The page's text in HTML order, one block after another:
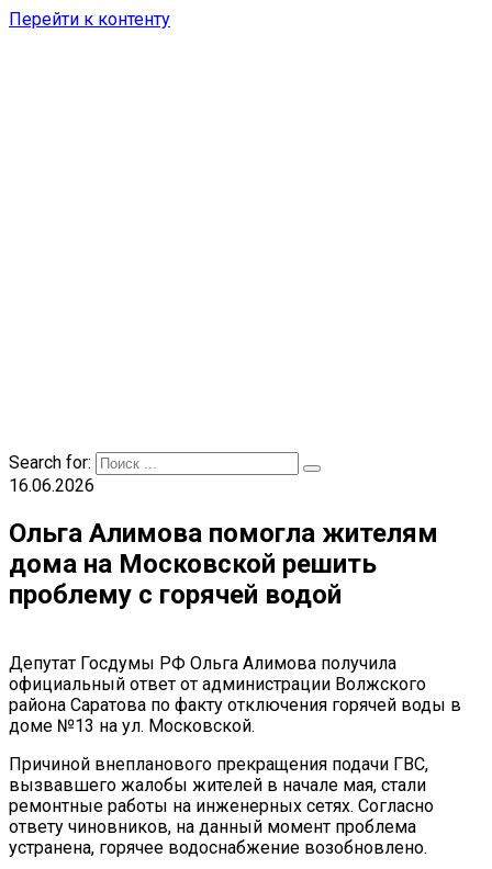
Перейти к контенту
Search for:
16.06.2026
Ольга Алимова помогла жителям
дома на Московской решить
проблему с горячей водой
Депутат Госдумы РФ Ольга Алимова получила
официальный ответ от администрации Волжского
района Саратова по факту отключения горячей воды в
доме №13 на ул. Московской.
Причиной внепланового прекращения подачи ГВС,
вызвавшего жалобы жителей в начале мая, стали
ремонтные работы на инженерных сетях. Согласно
ответу чиновников, на данный момент проблема
устранена, горячее водоснабжение возобновлено.